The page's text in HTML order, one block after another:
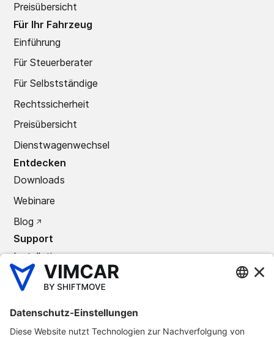
Preisübersicht
Für Ihr Fahrzeug
Einführung
Für Steuerberater
Für Selbstständige
Rechtssicherheit
Preisübersicht
Dienstwagenwechsel
Entdecken
Downloads
Webinare
Blog
Support
Installation
Support Center
Unternehmen
Über uns